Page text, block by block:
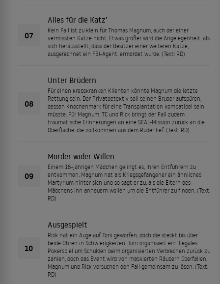
07
Alles für die Katz’
Kein Fall ist zu klein für Thomas Magnum, auch der einer
vermissten Katze nicht. Etwas größer wird die Angelegenheit, als
sich herausstellt, dass der Besitzer einer weiteren Katze,
ausgerechnet ein FBI-Agent, ermordet wurde. (Text: RD)
08
Unter Brüdern
Für einen krebskranken Klienten könnte Magnum die letzte
Rettung sein. Der Privatdetektiv soll seinen Bruder aufspüren,
dessen Knochenmark für eine Transplantation kompatibel sein
müsste. Für Magnum, TC und Rick bringt der Fall zudem
traumatische Erinnerungen an eine SEAL-Mission zurück an die
Oberfläche, die vollkommen aus dem Ruder lief. (Text: RD)
09
Mörder wider Willen
Einem 16-jährigen Mädchen gelingt es, ihren Entführern zu
entkommen. Magnum hat als Kriegsgefangener ein ähnliches
Martyrium hinter sich und so sagt er zu, als die Eltern des
Mädchens ihn anheuern wollen um die Entführer zu finden. (Text:
RD)
10
Ausgespielt
Rick hat ein Auge auf Toni geworfen, doch die steckt bis über
beide Ohren in Schwierigkeiten. Toni organisiert ein illegales
Pokerspiel um Schulden beim organisierten Verbrechen zurück zu
zahlen, doch das Event wird von maskierten Räubern überfallen.
Magnum und Rick versuchen den Fall gemeinsam zu lösen. (Text:
RD)